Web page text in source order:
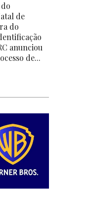
de
do
anunciou
de...